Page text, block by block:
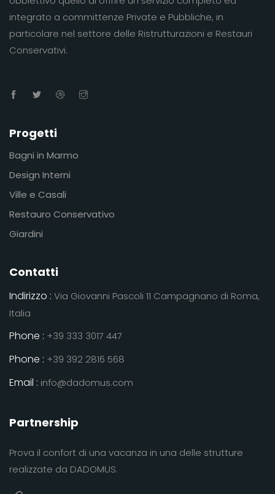
integrato a committenze Private e Pubbliche, in
particolare nel settore delle Ristrutturazioni e Restauri
Conservativi.
Progetti
Bagni in Marmo
Design Interni
Ville e Casali
Restauro Conservativo
Giardini
Contatti
Indirizzo : Via Giovanni Pascoli 11 Campagnano di Roma,
Italia
Phone : +39 333 3017 447
Phone : +39 392 2816 568
Email : info@dadomus.com
Partnership
Prova il confort di una vacanza in una delle strutture
realizzate da DADOMUS.